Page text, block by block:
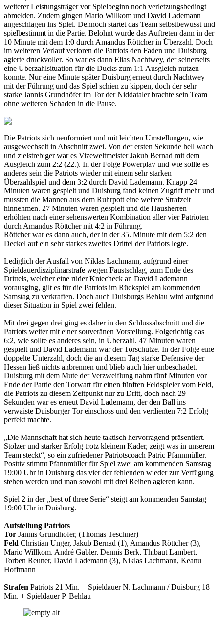
weiterer Leistungsträger vor Spielbeginn noch verletzungsbedingt
abmelden. Zudem gingen Mario Willkom und David Lademann
angeschlagen ins Spiel. Dennoch startet das Team selbstbewusst und
spielbestimmt in die Partie. Belohnt wurde das Auftreten dann in der
10 Minute mit dem 1:0 durch Amandus Röttcher in Überzahl. Doch
im weiteren Verlauf verloren die Patriots den Faden und Duisburg
agierte druckvoller. So war es dann Elias Nachtwey, der seinerseits
eine Überzahlsituation für die Ducks zum 1:1 Ausgleich nutzen
konnte. Nur eine Minute später Duisburg erneut durch Nachtwey
mit der Führung und das Spiel schien zu kippen, doch der sehr
starke Jannis Grundhöfer im Tor der Niddataler brachte sein Team
ohne weiteren Schaden in die Pause.
Die Patriots sich neuformiert und mit leichten Umstellungen, wie
ausgewechselt in Abschnitt zwei. Von der ersten Sekunde hell wach
und zielstrebiger war es Vizeweltmeister Jakub Bernad mit dem
Ausgleich zum 2:2 (22.). In der Folge Powerplay und wie sollte es
anderes sein die Patriots wieder mit einem sehr starken
Überzahlspiel und dem 3:2 durch David Lademann. Knapp 24
Minuten waren gespielt und Duisburg fand keinen Zugriff mehr und
mussten die Mannen aus dem Ruhrpott eine weitere Strafzeit
hinnehmen. 27 Minuten waren gespielt und die Hausherren
erhöhten nach einer sehenswerten Kombination aller vier Patrioten
durch Amandus Röttcher mit 4:2 in Führung.
Röttcher war es dann auch, der in der 35. Minute mit dem 5:2 den
Deckel auf ein sehr starkes zweites Drittel der Patriots legte.
Lediglich der Ausfall von Niklas Lachmann, aufgrund einer
Spieldauerdisziplinarstrafe wegen Faustschlag, zum Ende des
Drittels, welcher eine rüder Kniecheck an David Lademann
vorausging, gilt es für die Patriots im Rückspiel am kommenden
Samstag zu verkraften. Doch auch Duisburgs Behlau wird aufgrund
dieser Situation in Spiel zwei fehlen.
Mit drei gegen drei ging es daher in den Schlussabschnitt und die
Patriots weiter mit einer souveränen Vorstellung. Folgerichtig das
6:2, wie sollte es anderes sein, in Überzahl. 47 Minuten waren
gespielt und David Lademann war der Torschütze. In der Folge eine
doppelte Unterzahl, doch die an diesem Tag starke Defensive der
Hessen ließ nichts anbrennen und blieb auch hier unbeschadet.
Duisburg mit dem Mute der Verzweiflung nahm fünf Minuten vor
Ende der Partie den Torwart für einen fünften Feldspieler vom Feld,
die Patriots zu diesem Zeitpunkt nur zu Dritt, doch nach 29
Sekunden war es erneut David Lademann, der den Ball ins
verwaiste Duisburger Tor einschoss und den verdienten 7:2 Erfolg
perfekt machte.
„Die Mannschaft hat sich heute taktisch hervorragend präsentiert.
Stolzer und starker Erfolg trotz kleinem Kader, zeigt was in unserem
Team steckt“, so ein zufriedener Patriotscoach Patric Pfannmüller.
Positiv stimmt Pfannmüller für Spiel zwei am kommenden Samstag
19:00 Uhr in Duisburg das vier der fehlenden wieder zur Verfügung
stehen werden und man sowohl mit drei Reihen agieren kann.
Spiel 2 in der „best of three Serie“ steigt am kommenden Samstag
19:00 Uhr in Duisburg.
Aufstellung Patriots
Tor Jannis Grundhöfer, (Thomas Teschner)
Feld Christian Unger, Jakub Bernad (1), Amandus Röttcher (3),
Mario Willkom, André Gabler, Dennis Berk, Thibaut Lambert,
Torben Reuner, David Lademann (3), Niklas Lachmann, Keanu
Hoffmann
Strafen Patriots 21 Min. + Spieldauer N. Lachmann / Duisburg 18
Min. + Spieldauer P. Behlau